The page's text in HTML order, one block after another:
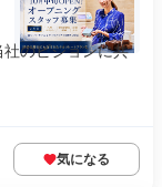
のビジョンに共
気になる